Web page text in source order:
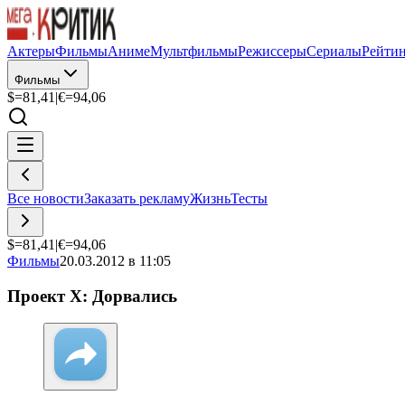
АктерыФильмыАнимеМультфильмыРежиссерыСериалы
Фильмы
$=81,41 |€=94,06
Все новостиЗаказать рекламуЖизньТесты
$=81,41 |€=94,06
Фильмы20.03.2012 в 11:05
Проект X: Дорвались